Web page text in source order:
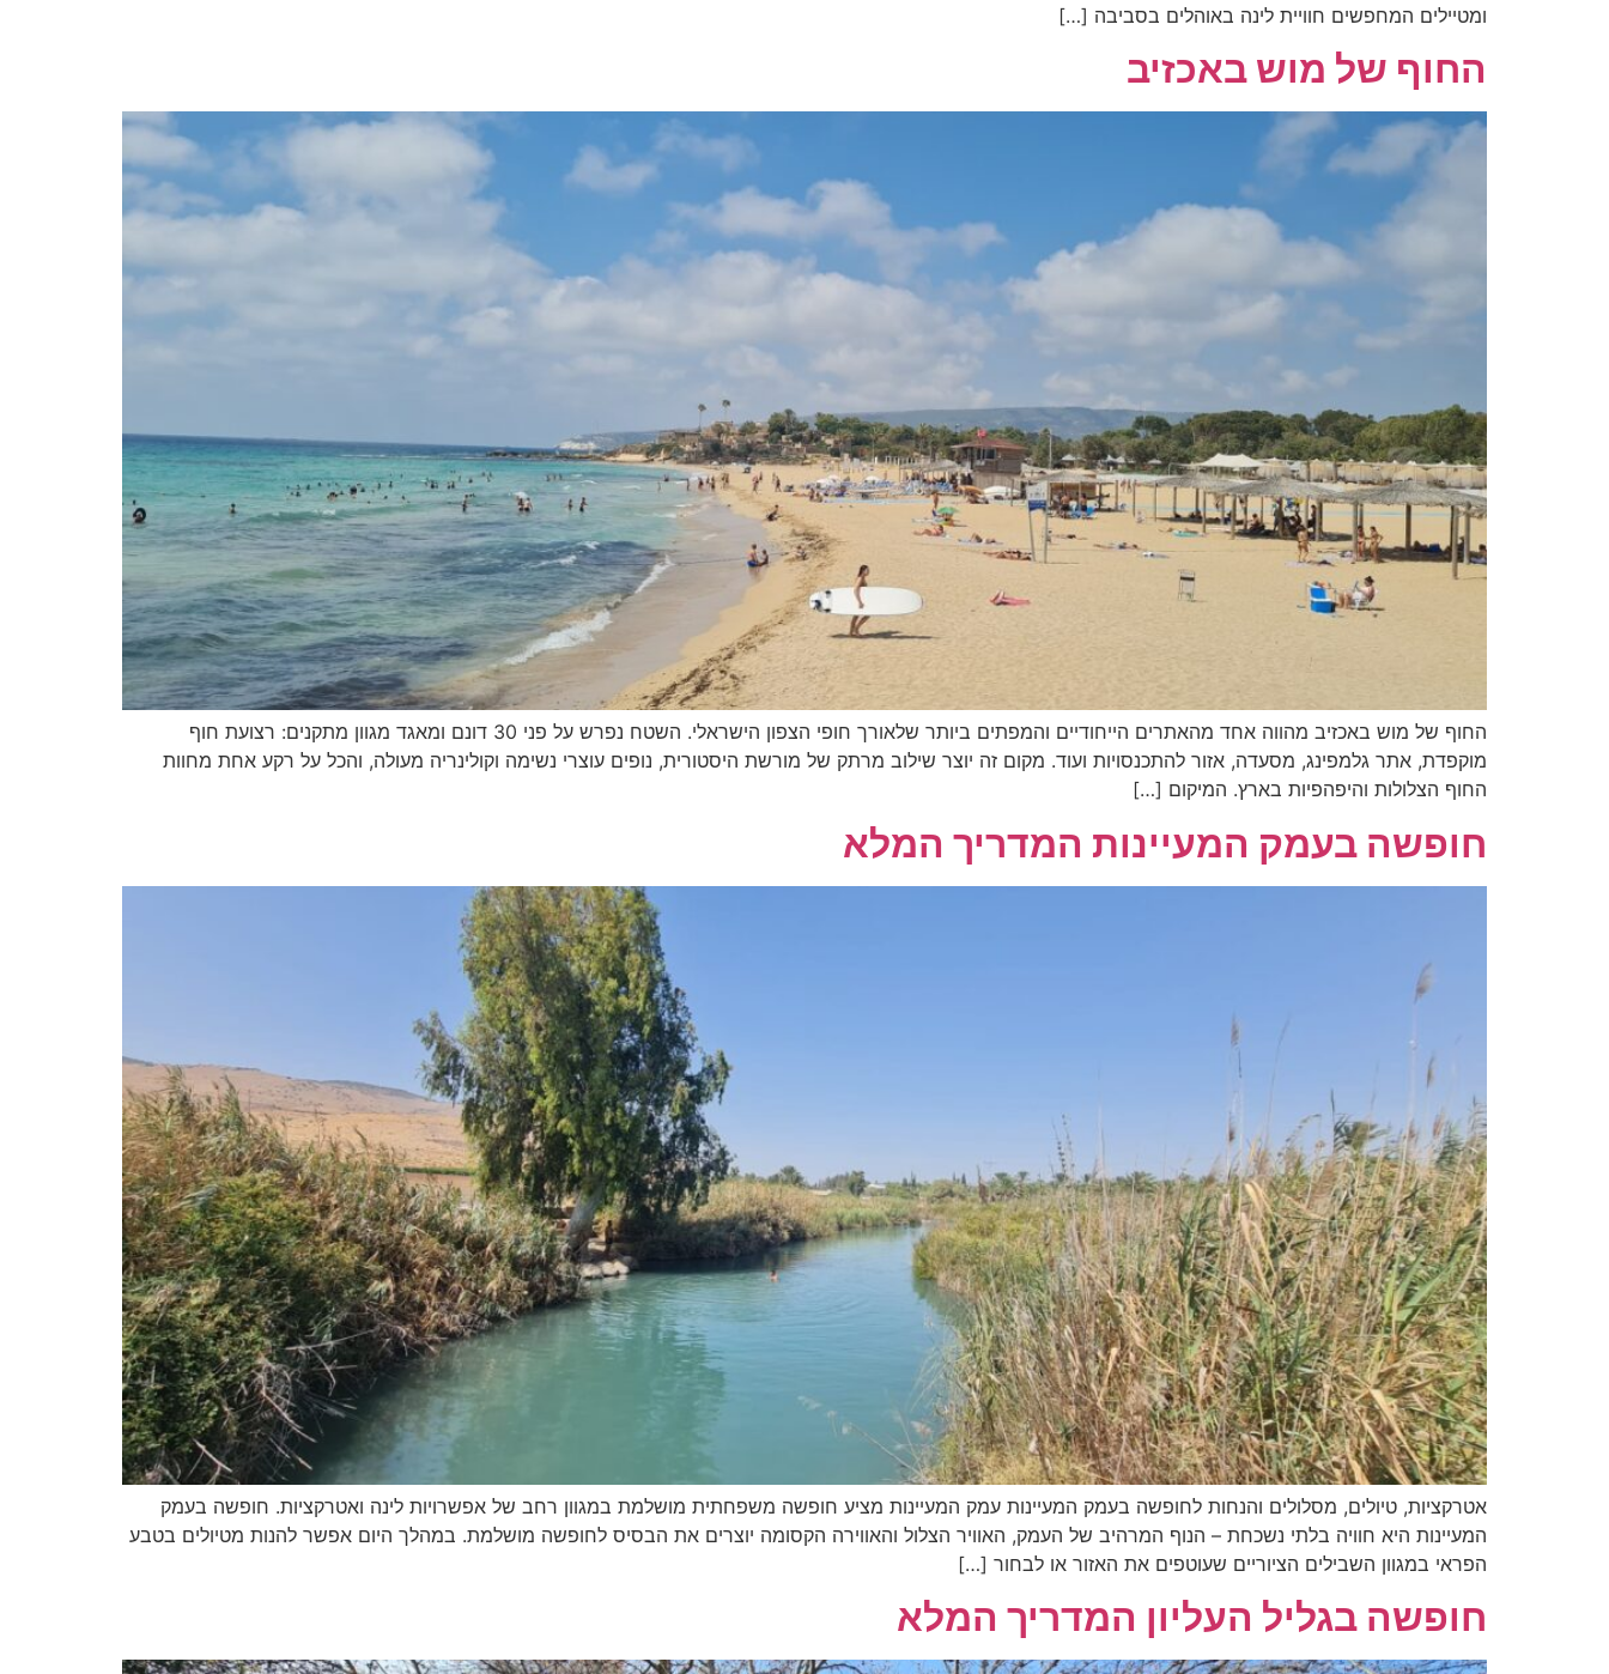
ומטיילים המחפשים חוויית לינה באוהלים בסביבה […]
החוף של מוש באכזיב
החוף של מוש באכזיב מהווה אחד מהאתרים הייחודיים והמפתים ביותר שלאורך חופי הצפון הישראלי. השטח נפרש על פני 30 דונם ומאגד מגוון מתקנים: רצועת חוף
מוקפדת, אתר גלמפינג, מסעדה, אזור להתכנסויות ועוד. מקום זה יוצר שילוב מרתק של מורשת היסטורית, נופים עוצרי נשימה וקולינריה מעולה, והכל על רקע אחת מחוות
החוף הצלולות והיפהפיות בארץ. המיקום […]
חופשה בעמק המעיינות המדריך המלא
אטרקציות, טיולים, מסלולים והנחות לחופשה בעמק המעיינות עמק המעיינות מציע חופשה משפחתית מושלמת במגוון רחב של אפשרויות לינה ואטרקציות. חופשה בעמק
המעיינות היא חוויה בלתי נשכחת – הנוף המרהיב של העמק, האוויר הצלול והאווירה הקסומה יוצרים את הבסיס לחופשה מושלמת. במהלך היום אפשר להנות מטיולים בטבע
הפראי במגוון השבילים הציוריים שעוטפים את האזור או לבחור […]
חופשה בגליל העליון המדריך המלא